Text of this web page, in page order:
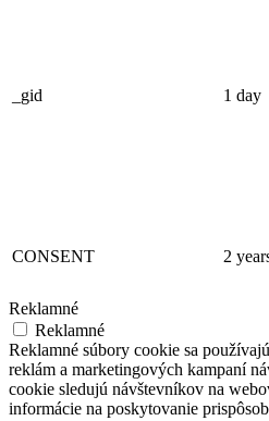
_gid 1 day
CONSENT 2
Reklamné
Reklamné
Reklamné súbory cookie sa
reklám a marketingových kampaní
cookie sledujú návštevníkov na
informácie na poskytovanie